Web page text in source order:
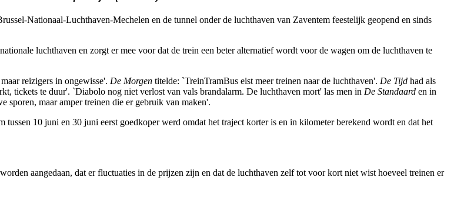
Nationaal-Luchthaven-Mechelen en de tunnel onder de luchthaven van Zaventem feestelijk geopend en sinds
luchthaven en zorgt er mee voor dat de trein een beter alternatief wordt voor de wagen om de luchthaven te
reizigers in ongewisse'. De Morgen titelde: `TreinTramBus eist meer treinen naar de luchthaven'. De Tijd had als
tickets te duur'. `Diabolo nog niet verlost van vals brandalarm. De luchthaven mort' las men in De Standaard en in
sporen, maar amper treinen die er gebruik van maken'.
10 juni en 30 juni eerst goedkoper werd omdat het traject korter is en in kilometer berekend wordt en dat het
aangedaan, dat er fluctuaties in de prijzen zijn en dat de luchthaven zelf tot voor kort niet wist hoeveel treinen er